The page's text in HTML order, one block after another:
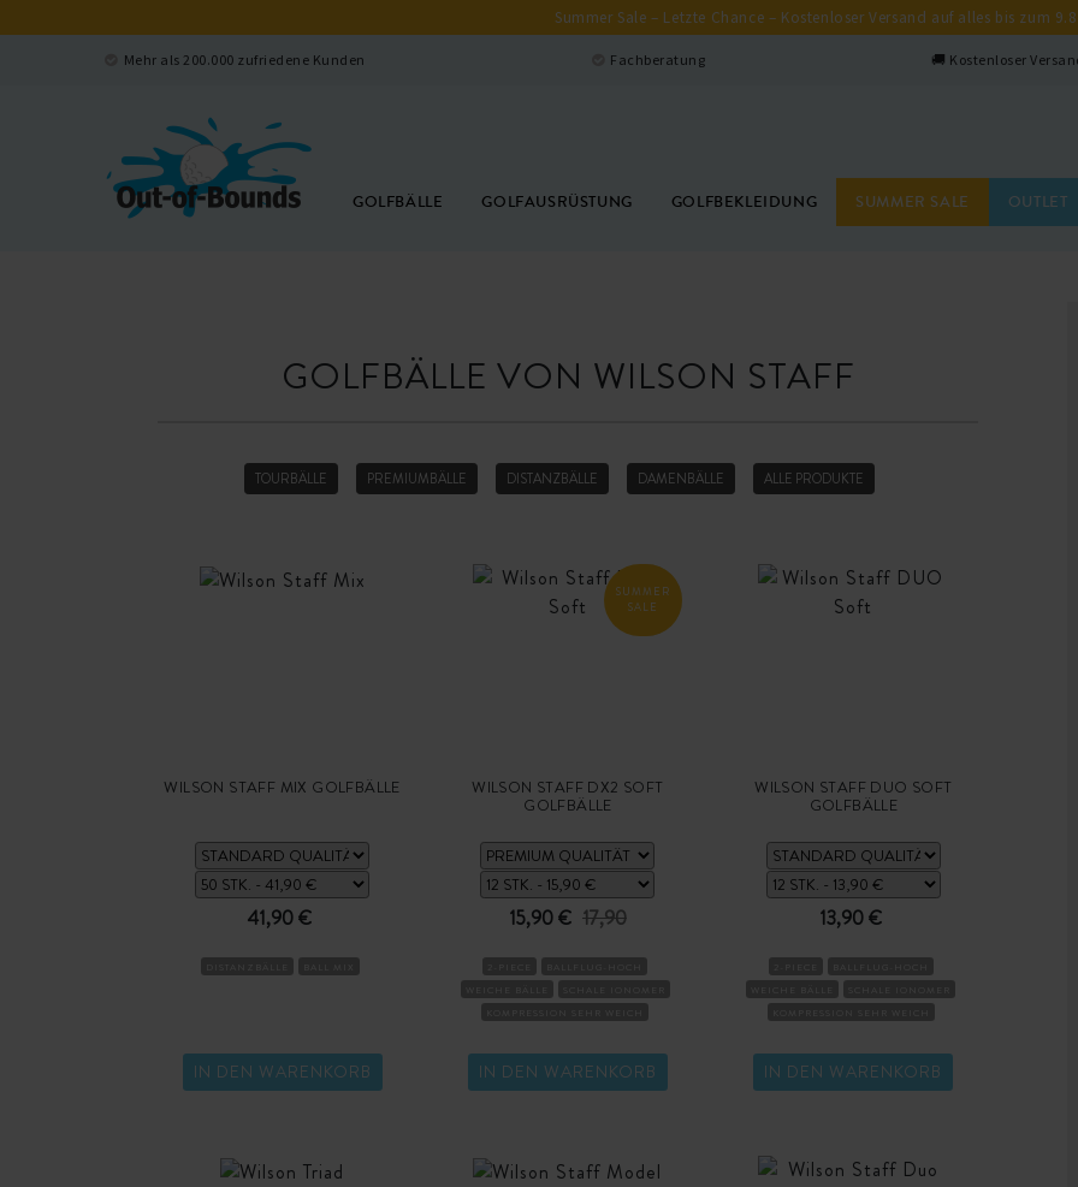
Summer Sale – Letzte Chance – Kostenloser Versand auf alles bis zum
Mehr als 200.000 zufriedene Kunden Fachberatung 🚚 Kostenloser
GOLFBÄLLE GOLFAUSRÜSTUNG GOLFBEKLEIDUNG SUMMER SALE OUTLET
GOLFBÄLLE VON WILSON STAFF
TOURBÄLLE PREMIUMBÄLLE DISTANZBÄLLE DAMENBÄLLE ALLE PRODUKTE
WILSON STAFF MIX GOLFBÄLLE
41,90 €
IN DEN WARENKORB
SUMMER
SALE
WILSON STAFF DX2 SOFT
GOLFBÄLLE
15,90 € 17,90
IN DEN WARENKORB
WILSON STAFF DUO SOFT
GOLFBÄLLE
13,90 €
IN DEN WARENKORB